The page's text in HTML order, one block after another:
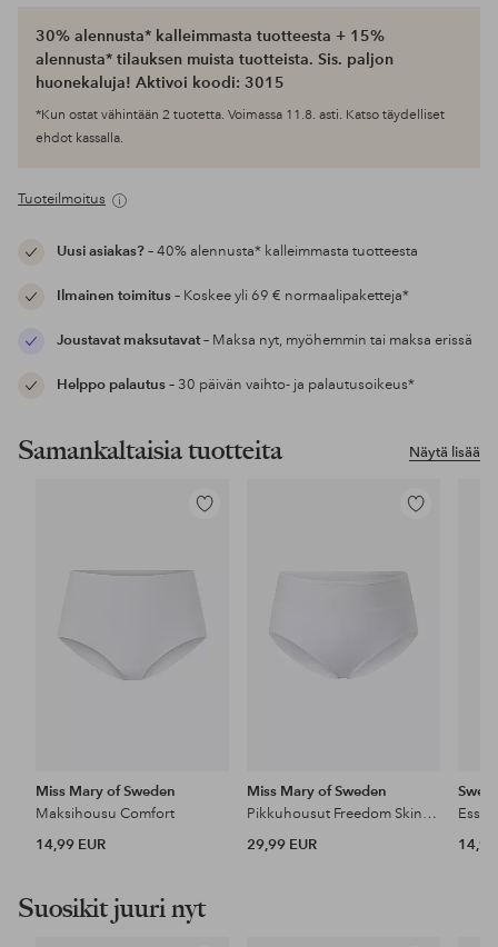
30% alennusta* kalleimmasta tuotteesta + 15%
alennusta* tilauksen muista tuotteista. Sis. paljon
huonekaluja! Aktivoi koodi: 3015
*Kun ostat vähintään 2 tuotetta. Voimassa 11.8. asti. Katso täydelliset
ehdot kassalla.
Tuoteilmoitus
Uusi asiakas?– 40% alennusta* kalleimmasta tuotteesta
Ilmainen toimitus– Koskee yli 69 € normaalipaketteja*
Joustavat maksutavat– Maksa nyt, myöhemmin tai maksa erissä
Helppo palautus– 30 päivän vaihto- ja palautusoikeus*
Näytä lisää
Samankaltaisia tuotteita
Lisää
Miss Mary of Sweden
Maksihousu Comfort
14,99 EUR
Lisää
Miss Mary of Sweden
Pikkuhousut Freedom Skin-relief
29,99 EUR
14,90
Suosikit juuri nyt